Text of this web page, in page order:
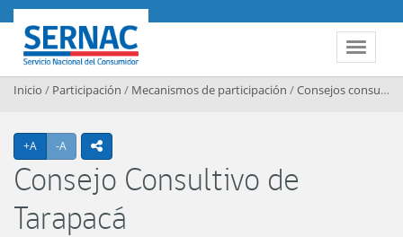
Contenido principal
Toggle
SERNAC
Inicio / Participación / Mecanismos de participación /Consejos consultivos regionales
+A Agrandar texto
-A Achicar textoicono compartir
Consejo Consultivo de
Tarapacá